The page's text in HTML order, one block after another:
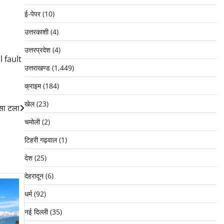
fault
टला
ई-पेपर(10)
उत्तरकाशी(4)
उत्तरप्रदेश(4)
उत्तराखण्ड(1,449)
क्राइम(184)
खेल(23)
चमोली(2)
टिहरी गढ़वाल(1)
देश(25)
देहरादून(6)
धर्म(92)
नई दिल्ली(35)